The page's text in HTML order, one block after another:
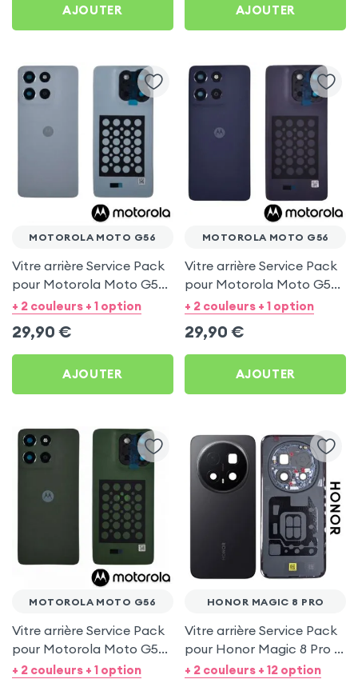
AJOUTER AJOUTER
MOTOROLA MOTO G56
Vitre arrière Service Pack
pour Motorola Moto G56
- Gris Pantone Mist
+ 2 couleurs + 1 option
29,90 €
AJOUTER
MOTOROLA MOTO G56
Vitre arrière Service Pack
pour Motorola Moto G56
- Noir Pantone Oyster
+ 2 couleurs + 1 option
29,90 €
AJOUTER
MOTOROLA MOTO G56
Vitre arrière Service Pack
pour Motorola Moto G56
- Vert Pantone Dill
+ 2 couleurs + 1 option
HONOR MAGIC 8 PRO
Vitre arrière Service Pack
pour Honor Magic 8 Pro -
Noir
+ 2 couleurs + 12 option